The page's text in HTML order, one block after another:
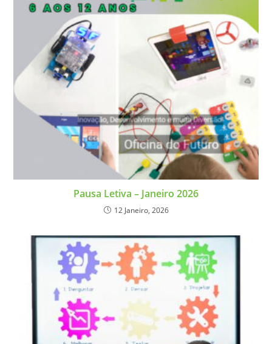
Pausa Letiva – Janeiro 2026
12 Janeiro, 2026